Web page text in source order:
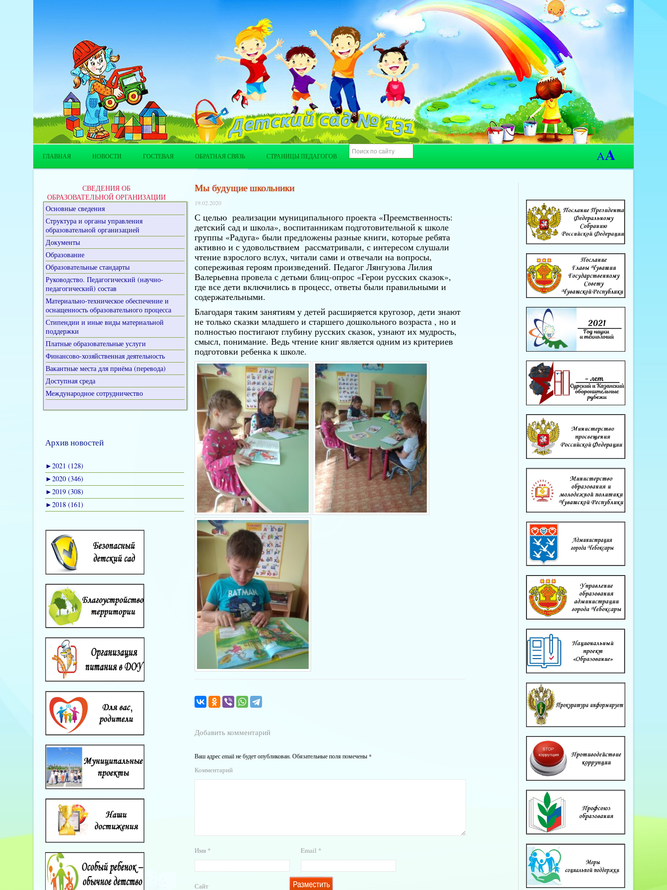
ГЛАВНАЯ НОВОСТИ ГОСТЕВАЯ ОБРАТНАЯ СВЯЗЬ СТРАНИЦЫ ПЕДАГОГОВ AA
СВЕДЕНИЯ ОБ
ОБРАЗОВАТЕЛЬНОЙ ОРГАНИЗАЦИИ
Основные сведения
Структура и органы управления
образовательной организацией
Документы
Образование
Образовательные стандарты
Руководство. Педагогический (научно-
педагогический) состав
Материально-техническое обеспечение и
оснащенность образовательного процесса
Стипендии и иные виды материальной
поддержки
Платные образовательные услуги
Финансово-хозяйственная деятельность
Вакантные места для приёма (перевода)
Доступная среда
Международное сотрудничество
Архив новостей
►2021 (128)
►2020 (346)
►2019 (308)
►2018 (161)
Мы будущие школьники
19.02.2020
С целью реализации муниципального проекта «Преемственность:
детский сад и школа», воспитанникам подготовительной к школе
группы «Радуга» были предложены разные книги, которые ребята
активно и с удовольствием рассматривали, с интересом слушали
чтение взрослого вслух, читали сами и отвечали на вопросы,
сопереживая героям произведений. Педагог Лянгузова Лилия
Валерьевна провела с детьми блиц-опрос «Герои русских сказок»,
где все дети включились в процесс, ответы были правильными и
содержательными.
Благодаря таким занятиям у детей расширяется кругозор, дети знают
не только сказки младшего и старшего дошкольного возраста , но и
полностью постигают глубину русских сказок, узнают их мудрость,
смысл, понимание. Ведь чтение книг является одним из критериев
подготовки ребенка к школе.
Добавить комментарий
Ваш адрес email не будет опубликован. Обязательные поля помечены *
Комментарий
Имя * Email *
Сайт